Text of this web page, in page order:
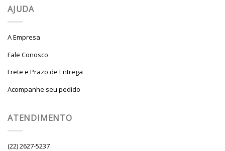
AJUDA
A Empresa
Fale Conosco
Frete e Prazo de Entrega
Acompanhe seu pedido
ATENDIMENTO
(22) 2627-5237